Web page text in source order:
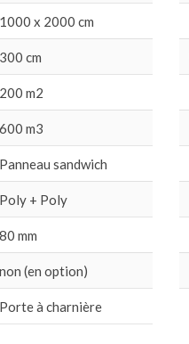
1000 x 2000 cm
300 cm
200 m2
600 m3
Panneau sandwich
Poly + Poly
80 mm
non (en option)
Porte à charnière